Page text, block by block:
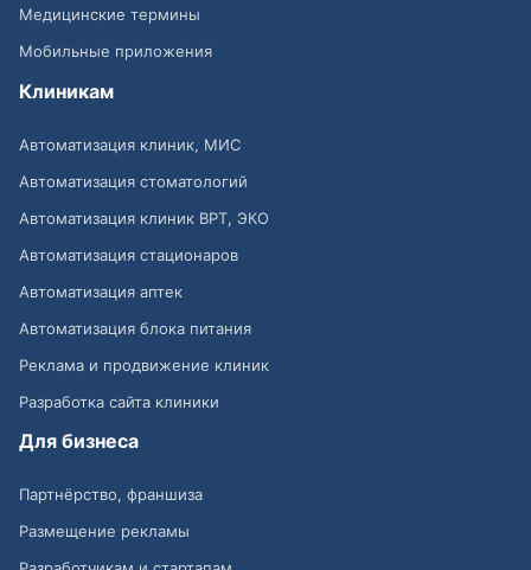
Медицинские термины
Мобильные приложения
Клиникам
Автоматизация клиник, МИС
Автоматизация стоматологий
Автоматизация клиник ВРТ, ЭКО
Автоматизация стационаров
Автоматизация аптек
Автоматизация блока питания
Реклама и продвижение клиник
Разработка сайта клиники
Для бизнеса
Партнёрство, франшиза
Размещение рекламы